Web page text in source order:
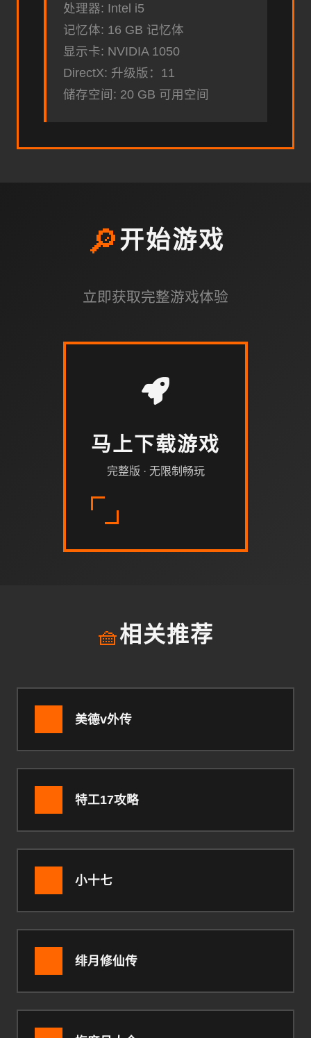
处理器: Intel i5
记忆体: 16 GB 记忆体
显示卡: NVIDIA 1050
DirectX: 升级版：11
储存空间: 20 GB 可用空间
🔎开始游戏
立即获取完整游戏体验
马上下载游戏
完整版 · 无限制畅玩
🧺相关推荐
美德v外传
特工17攻略
小十七
绯月修仙传